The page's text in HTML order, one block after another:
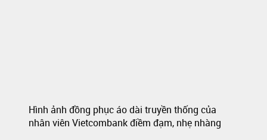
Hình ảnh đồng phục áo dài truyền thống của
nhân viên Vietcombank điềm đạm, nhẹ nhàng